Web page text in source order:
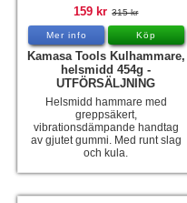
159 kr 315 kr
Mer info Köp
Kamasa Tools Kulhammare,
helsmidd 454g -
UTFÖRSÄLJNING
Helsmidd hammare med
greppsäkert,
vibrationsdämpande handtag
av gjutet gummi. Med runt slag
och kula.